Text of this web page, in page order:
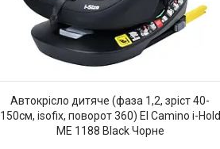
Автокрісло дитяче (фаза 1,2, зріст 40-
150см, isofix, поворот 360) El Camino i-Hold
ME 1188 Black Чорне